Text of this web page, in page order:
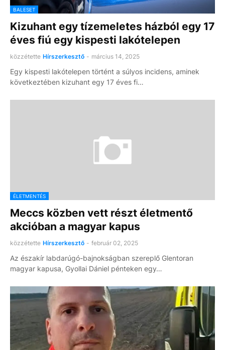
BALESET
Kizuhant egy tízemeletes házból egy 17
éves fiú egy kispesti lakótelepen
közzétette Hírszerkesztő - március 14, 2025
Egy kispesti lakótelepen történt a súlyos incidens, aminek
következtében kizuhant egy 17 éves fi…
ÉLETMENTÉS
Meccs közben vett részt életmentő
akcióban a magyar kapus
közzétette Hírszerkesztő - február 02, 2025
Az északír labdarúgó-bajnokságban szereplő Glentoran
magyar kapusa, Gyollai Dániel pénteken egy…